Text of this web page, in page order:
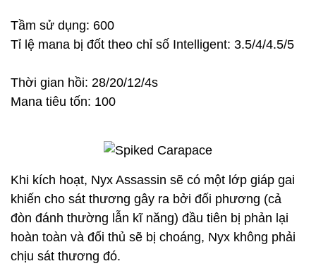
Tầm sử dụng: 600
Tỉ lệ mana bị đốt theo chỉ số Intelligent: 3.5/4/4.5/5
Thời gian hồi: 28/20/12/4s
Mana tiêu tốn: 100
Khi kích hoạt, Nyx Assassin sẽ có một lớp giáp gai
khiến cho sát thương gây ra bởi đối phương (cả
đòn đánh thường lẫn kĩ năng) đầu tiên bị phản lại
hoàn toàn và đối thủ sẽ bị choáng, Nyx không phải
chịu sát thương đó.